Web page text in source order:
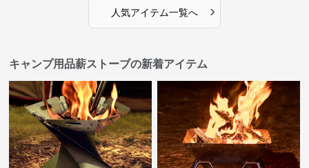
人気アイテム一覧へ ›
キャンプ用品薪ストーブの新着アイテム